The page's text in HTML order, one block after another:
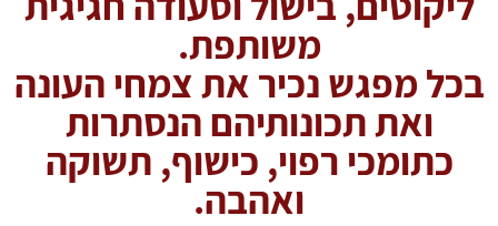
משותפת.
בכל מפגש נכיר את צמחי העונה
ואת תכונותיהם הנסתרות
כתומכי רפוי, כישוף, תשוקה
ואהבה.